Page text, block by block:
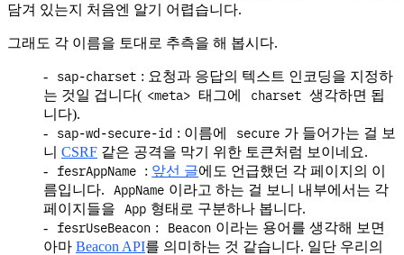
담겨 있는지 처음엔 알기 어렵습니다.
그래도 각 이름을 토대로 추측을 해 봅시다.
sap-charset : 요청과 응답의 텍스트 인코딩을 지정하
는 것일 겁니다( <meta> 태그에 charset 생각하면 됩
니다).
sap-wd-secure-id : 이름에 secure 가 들어가는 걸 보
니 CSRF 같은 공격을 막기 위한 토큰처럼 보이네요.
fesrAppName : 앞선 글에도 언급했던 각 페이지의 이
름입니다.
AppName 이라고 하는 걸 보니 내부에서는 각
페이지들을
App 형태로 구분하나 봅니다.
fesrUseBeacon : Beacon 이라는 용어를 생각해 보면
아마 Beacon API를 의미하는 것 같습니다. 일단 우리의